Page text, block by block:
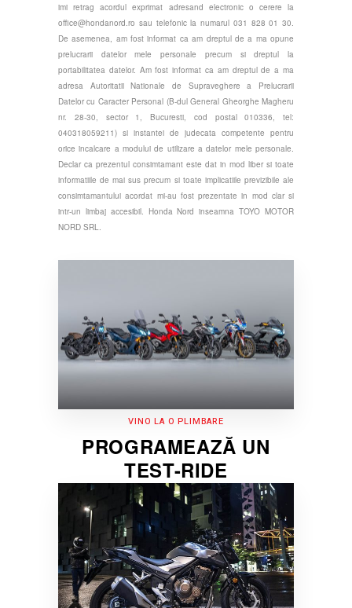
imi retrag acordul exprimat adresand electronic o cerere la
office@hondanord.ro sau telefonic la numarul 031 828 01 30.
De asemenea, am fost informat ca am dreptul de a ma opune
prelucrarii datelor mele personale precum si dreptul la
portabilitatea datelor. Am fost informat ca am dreptul de a ma
adresa Autoritatii Nationale de Supraveghere a Prelucrarii
Datelor cu Caracter Personal (B-dul General Gheorghe Magheru
nr. 28-30, sector 1, Bucuresti, cod postal 010336, tel:
040318059211) si instantei de judecata competente pentru
orice incalcare a modului de utilizare a datelor mele personale.
Declar ca prezentul consimtamant este dat in mod liber si toate
informatiile de mai sus precum si toate implicatiile previzibile ale
consimtamantului acordat mi-au fost prezentate in mod clar si
intr-un limbaj accesibil. Honda Nord inseamna TOYO MOTOR
NORD SRL.
VINO LA O PLIMBARE
PROGRAMEAZĂ UN
TEST-RIDE